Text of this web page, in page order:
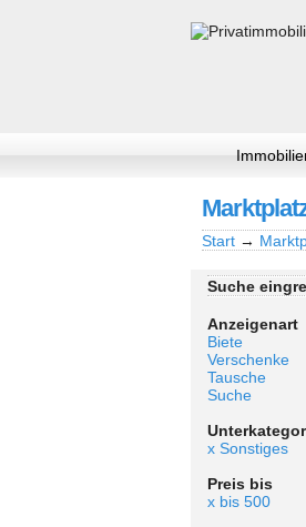
Start →
Suche
Anzeigenart
Biete
Verschenke
Tausche
Suche
x Sonstiges
Preis bis
x bis 500